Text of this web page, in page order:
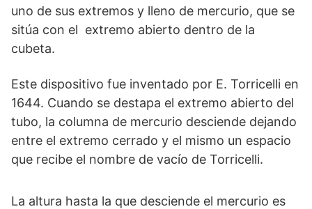
uno de sus extremos y lleno de mercurio, que se
sitúa con el extremo abierto dentro de la
cubeta.
Este dispositivo fue inventado por E. Torricelli en
1644. Cuando se destapa el extremo abierto del
tubo, la columna de mercurio desciende dejando
entre el extremo cerrado y el mismo un espacio
que recibe el nombre de vacío de Torricelli.
La altura hasta la que desciende el mercurio es